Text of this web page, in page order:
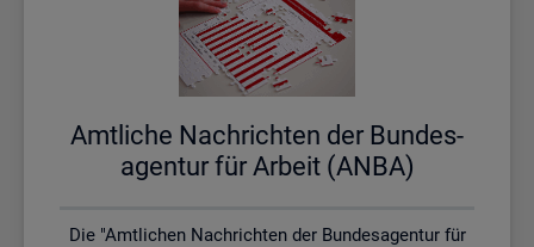
Amt­li­che Nach­rich­ten der Bun­des­
agen­tur für Ar­beit (ANBA)
Die "Amtlichen Nachrichten der Bundesagentur für